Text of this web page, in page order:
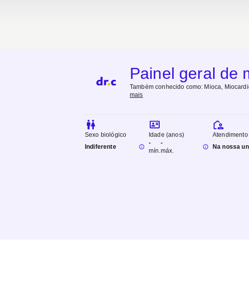
Painel geral de
Também conhecido como: Mioca,
mais
Sexo biológico
Indiferente
Idade (anos)
-
mín.
-
máx.
Atendimento
Na nossa